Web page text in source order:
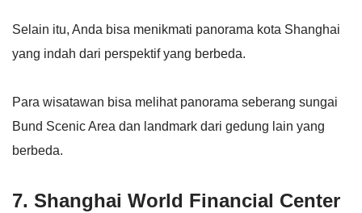
Selain itu, Anda bisa menikmati panorama kota Shanghai
yang indah dari perspektif yang berbeda.
Para wisatawan bisa melihat panorama seberang sungai
Bund Scenic Area dan landmark dari gedung lain yang
berbeda.
7. Shanghai World Financial Center